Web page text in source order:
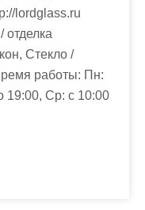
lordglass.ru
отделка
Стекло /
работы: Пн:
19:00, Ср: с 10:00